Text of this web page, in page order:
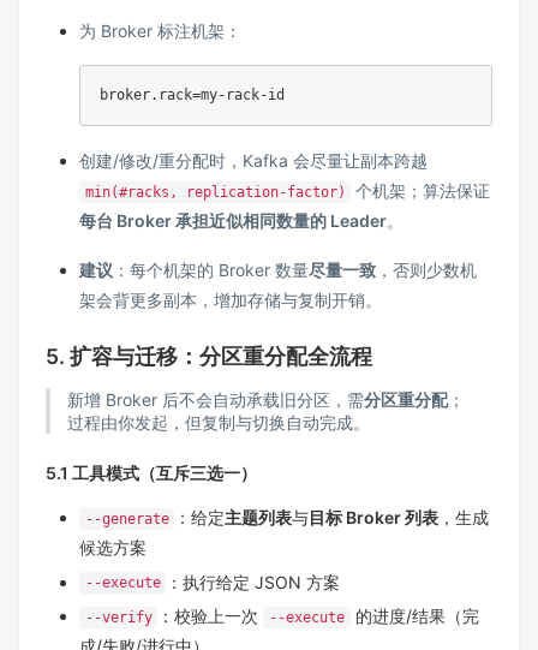
为 Broker 标注机架：
创建/修改/重分配时，Kafka 会尽量让副本跨越
min(#racks, replication-factor)
个机架；算法保证
每台 Broker 承担近似相同数量的 Leader。
建议 ：每个机架的 Broker 数量尽量一致 ，否则少数机
架会背更多副本，增加存储与复制开销。
5. 扩容与迁移：分区重分配全流程
新增 Broker 后不会自动承载旧分区，需分区重分配；
过程由你发起，但复制与切换自动完成。
5.1 工具模式（互斥三选一）
--generate ：给定主题列表与目标 Broker 列表 ，生成
候选方案
--execute ：执行给定 JSON 方案
--verify ：校验上一次 --execute
的进度/结果（完
成/失败/进行中）